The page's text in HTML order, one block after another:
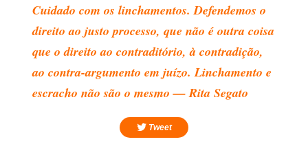
Cuidado com os linchamentos. Defendemos o
direito ao justo processo, que não é outra coisa
que o direito ao contraditório, à contradição,
ao contra-argumento em juízo. Linchamento e
escracho não são o mesmo — Rita Segato
Tweet